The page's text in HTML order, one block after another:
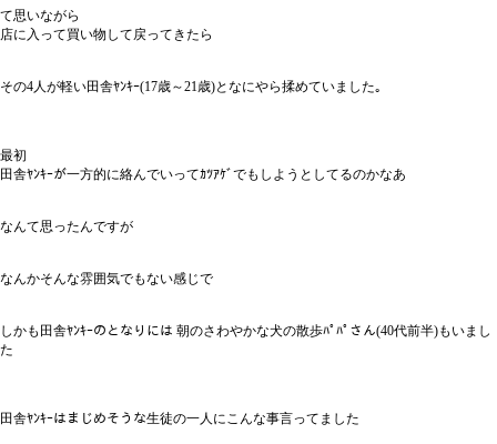
て思いながら
店に入って買い物して戻ってきたら
その4人が軽い田舎ﾔﾝｷｰ(17歳～21歳)となにやら揉めていました｡
最初
田舎ﾔﾝｷｰが一方的に絡んでいってｶﾂｱｹﾞでもしようとしてるのかなあ
なんて思ったんですが
なんかそんな雰囲気でもない感じで
しかも田舎ﾔﾝｷｰのとなりには 朝のさわやかな犬の散歩ﾊﾟﾊﾟさん(40代前半)もいまし
た
田舎ﾔﾝｷｰはまじめそうな生徒の一人にこんな事言ってました